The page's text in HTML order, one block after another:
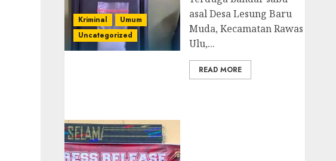
Kriminal
Umum
Uncategorized
asal Desa Lesung Baru
Muda, Kecamatan Rawas
Ulu,...
READ MORE